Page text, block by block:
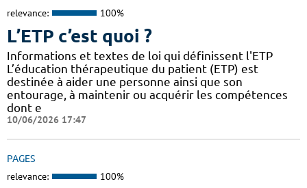
relevance: 100%
L’ETP c’est quoi ?
Informations et textes de loi qui définissent l'ETP
L’éducation thérapeutique du patient (ETP) est
destinée à aider une personne ainsi que son
entourage, à maintenir ou acquérir les compétences
dont e
10/06/2026 17:47
PAGES
relevance: 100%